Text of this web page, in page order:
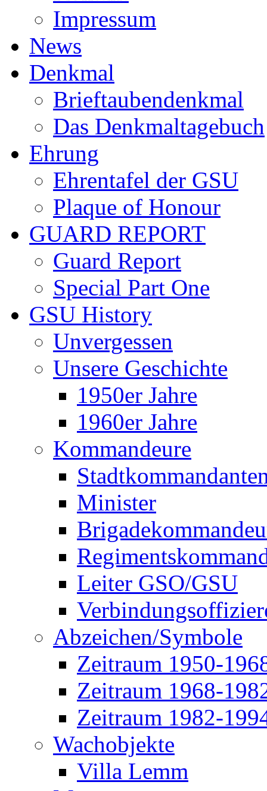
Impressum
News
Denkmal
Brieftaubendenkmal
Das Denkmaltagebuch
Ehrung
Ehrentafel der GSU
Plaque of Honour
GUARD REPORT
Guard Report
Special Part One
GSU History
Unvergessen
Unsere Geschichte
1950er Jahre
1960er Jahre
Kommandeure
Minister
Leiter GSO/GSU
Abzeichen/Symbole
Zeitraum 1950-
Zeitraum 1968-
Zeitraum 1982-
Wachobjekte
Villa Lemm